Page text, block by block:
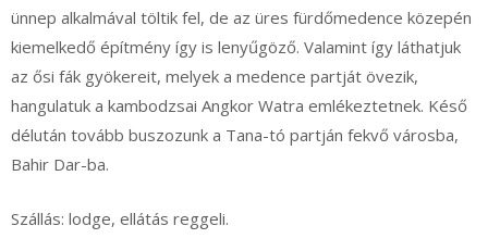
ünnep alkalmával töltik fel, de az üres fürdőmedence közepén
kiemelkedő építmény így is lenyűgöző. Valamint így láthatjuk
az ősi fák gyökereit, melyek a medence partját övezik,
hangulatuk a kambodzsai Angkor Watra emlékeztetnek. Késő
délután tovább buszozunk a Tana-tó partján fekvő városba,
Bahir Dar-ba.
Szállás: lodge, ellátás reggeli.